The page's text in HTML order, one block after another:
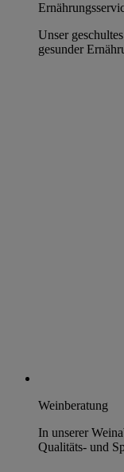
Unser
gesunder
Weinberatung
In unserer
Qualitäts- und